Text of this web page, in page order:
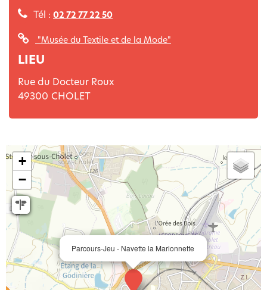
Tél : 02 72 77 22 50
"Musée du Textile et de la Mode"
LIEU
Rue du Docteur Roux
49300 CHOLET
Parcours-Jeu - Navette la Marionnette
+
−